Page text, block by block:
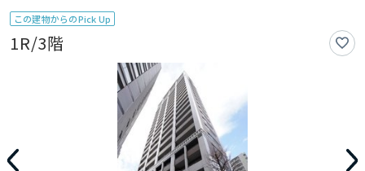
この建物からのPick Up
1R/3階